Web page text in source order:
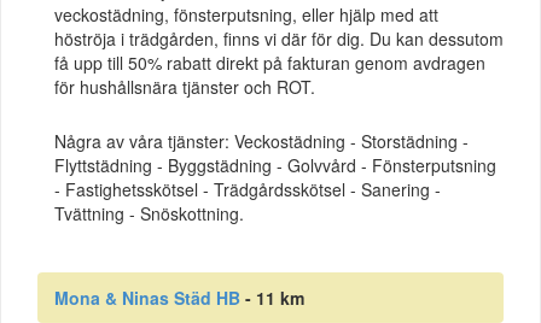
veckostädning, fönsterputsning, eller hjälp med att
höströja i trädgården, finns vi där för dig. Du kan dessutom
få upp till 50% rabatt direkt på fakturan genom avdragen
för hushållsnära tjänster och ROT.
Några av våra tjänster: Veckostädning - Storstädning -
Flyttstädning - Byggstädning - Golvvård - Fönsterputsning
- Fastighetsskötsel - Trädgårdsskötsel - Sanering -
Tvättning - Snöskottning.
Mona & Ninas Städ HB - 11 km